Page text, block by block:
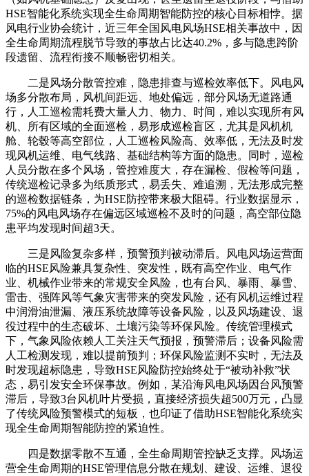
HSE智能化系统实现全生命周期智能防控的核心目标相悖。据
风电行业协会统计，近三年全国风电风场HSE相关事故中，因
全生命周期流程脱节导致的事故占比达40.2%，多与隐患跨阶
段遗留、流程衔接不顺畅密切相关。
二是风场分散管控难，隐患排查与巡检效率低下。风电风
场多分散布局，风机间距远、地处偏远，部分风场无道路通
行，人工巡检需耗费大量人力、物力、时间，难以实现所有风
机、所有区域的全面巡检，易形成巡检盲区，尤其是风机机
舱、轮毂等高空部位，人工巡检风险高、效率低，无法及时发
现风机运维、电气线路、基础结构等方面的隐患。同时，巡检
人员分散在多个风场，管控难度大，存在漏检、假检等问题，
传统巡检记录多为纸质形式，易丢失、难追溯，无法形成完整
的巡检数据链条，为HSE防控带来极大阻碍。行业数据显示，
75%的风电风场存在偏远区域巡检不及时的问题，高空部位隐
患平均发现时间超3天。
三是风险复杂多样，预警预判被动滞后。风电风场运营面
临的HSE风险兼具复杂性、突发性，既有高空作业、电气作
业、机械作业带来的常规安全风险，也有台风、暴雨、暴雪、
雷击、强阵风等气象灾害带来的突发风险，还有风机运维过程
中润滑油泄漏、液压系统故障等设备风险，以及风场建设、退
役过程中的生态破坏、土壤污染等环保风险。传统管理模式
下，气象风险依赖人工关注天气预报，预警滞后；设备风险需
人工检测发现，难以提前预判；环保风险监测不实时，无法及
时发现超标隐患，导致HSE风险防控始终处于“被动补救”状
态，易引发安全环保事故。例如，某沿海风电风场因台风预警
滞后，导致3台风机叶片受损，直接经济损失超500万元，凸显
了传统风险预警模式的短板，也印证了借助HSE智能化系统实
现全生命周期智能防控的紧迫性。
四是数据零散不互通，全生命周期管控缺乏支撑。风场运
营全生命周期的HSE管理信息分散在规划、建设、运维、退役